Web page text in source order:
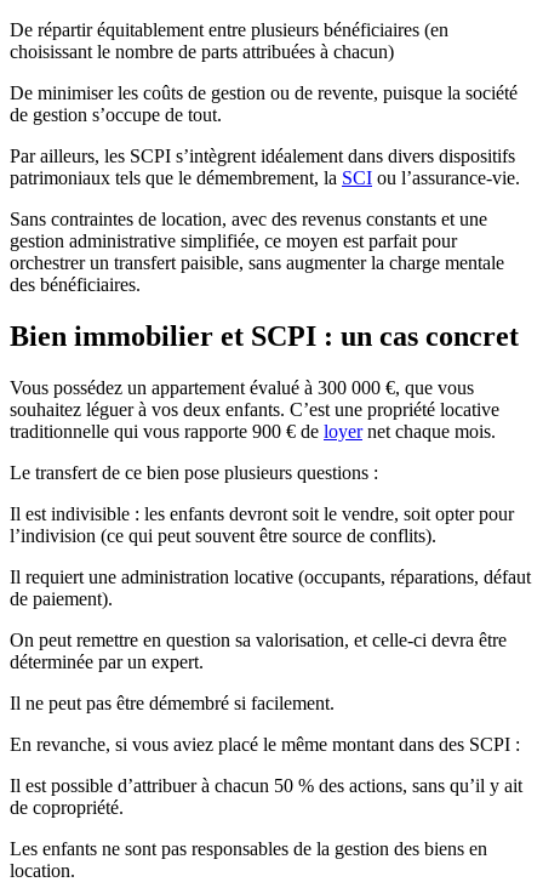
De répartir équitablement entre plusieurs bénéficiaires (en
choisissant le nombre de parts attribuées à chacun)
De minimiser les coûts de gestion ou de revente, puisque la société
de gestion s’occupe de tout.
Par ailleurs, les SCPI s’intègrent idéalement dans divers dispositifs
patrimoniaux tels que le démembrement, la SCI ou l’assurance-vie.
Sans contraintes de location, avec des revenus constants et une
gestion administrative simplifiée, ce moyen est parfait pour
orchestrer un transfert paisible, sans augmenter la charge mentale
des bénéficiaires.
Bien immobilier et SCPI : un cas concret
Vous possédez un appartement évalué à 300 000 €, que vous
souhaitez léguer à vos deux enfants. C’est une propriété locative
traditionnelle qui vous rapporte 900 € de loyernet chaque mois.
Le transfert de ce bien pose plusieurs questions :
Il est indivisible : les enfants devront soit le vendre, soit opter pour
l’indivision (ce qui peut souvent être source de conflits).
Il requiert une administration locative (occupants, réparations, défaut
de paiement).
On peut remettre en question sa valorisation, et celle-ci devra être
déterminée par un expert.
Il ne peut pas être démembré si facilement.
En revanche, si vous aviez placé le même montant dans des SCPI :
Il est possible d’attribuer à chacun 50 % des actions, sans qu’il y ait
de copropriété.
Les enfants ne sont pas responsables de la gestion des biens en
location.